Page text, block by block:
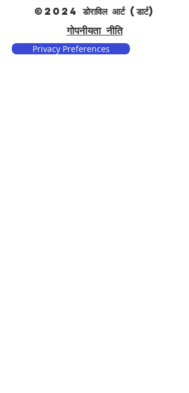
©2024 डोराविल आर्ट (डार्ट)
गोपनीयता नीति
Privacy Preferences